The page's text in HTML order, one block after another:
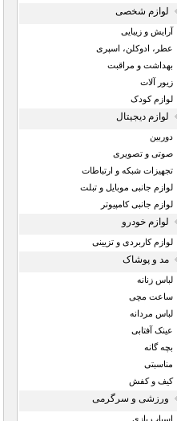
لوازم شخصی
آرایش و زیبایی
عطر، ادوکلن، اسپری
بهداشت و مراقبت
زیور آلات
لوازم کودک
لوازم دیجیتال
دوربین
صوتی و تصویری
تجهیزات شبکه و ارتباطات
لوازم جانبی موبایل و تبلت
لوازم جانبی کامپیوتر
لوازم خودرو
لوازم کاربردی و تزیینی
مد و پوشاک
لباس زنانه
ساعت مچی
لباس مردانه
عینک آفتابی
بچه گانه
مناسبتی
کیف و کفش
ورزشی و سرگرمی
اسباب بازی